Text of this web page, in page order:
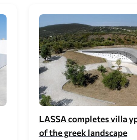
LASSA completes villa
of the greek landscape